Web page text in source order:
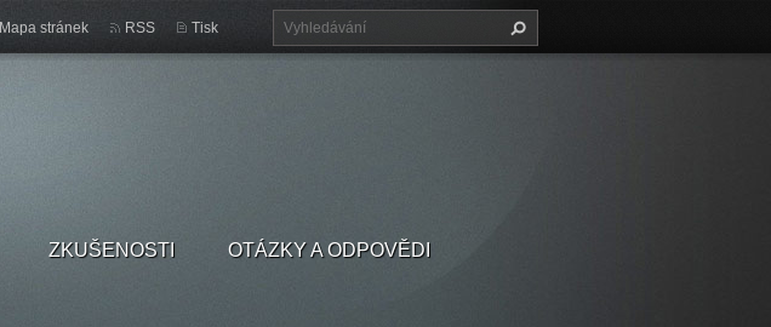
ZKUŠENOSTI
OTÁZKY A ODPOVĚDI
Mapa stránek RSS Tisk